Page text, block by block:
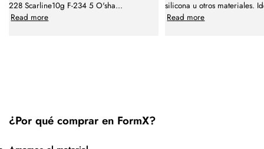
228 Scarline10g F-234 5 O'sha...
Read more
silicona u otros materiales.
Read more
¿Por qué comprar en FormX?